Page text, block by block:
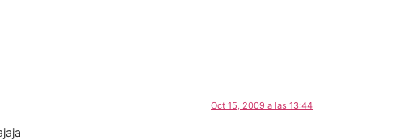
Oct 15, 2009 a las 13:44